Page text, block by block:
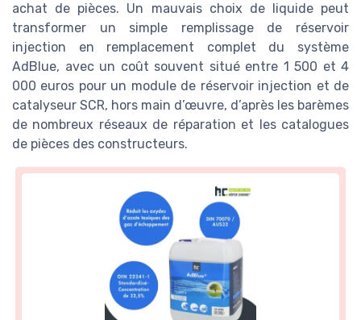
achat de pièces. Un mauvais choix de liquide peut
transformer un simple remplissage de réservoir
injection en remplacement complet du système
AdBlue, avec un coût souvent situé entre 1 500 et 4
000 euros pour un module de réservoir injection et de
catalyseur SCR, hors main d’œuvre, d’après les barèmes
de nombreux réseaux de réparation et les catalogues
de pièces des constructeurs.